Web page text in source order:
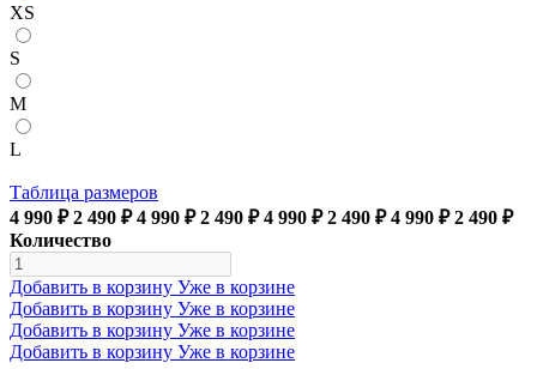
XS
S
M
L
Таблица размеров
4 990 ₽ 2 490 ₽ 4 990 ₽ 2 490 ₽ 4 990 ₽ 2 490 ₽ 4 990 ₽ 2 490 ₽
Количество
Добавить в корзину Уже в корзине
Добавить в корзину Уже в корзине
Добавить в корзину Уже в корзине
Добавить в корзину Уже в корзине